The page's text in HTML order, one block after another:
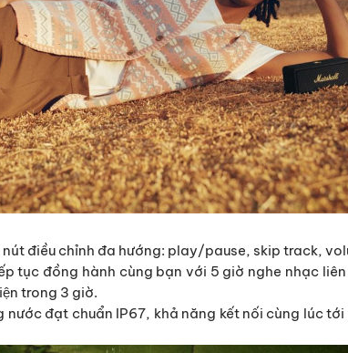
điều chỉnh đa hướng: play/pause, skip track,
tục đồng hành cùng bạn với 5 giờ nghe nhạc
trong 3 giờ.
đạt chuẩn IP67, khả năng kết nối cùng lúc